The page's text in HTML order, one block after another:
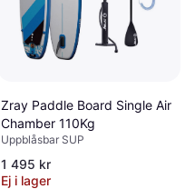
Zray Paddle Board Single Air
Chamber 110Kg
Uppblåsbar SUP
1 495 kr
Ej i lager